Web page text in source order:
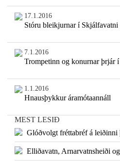
17.1.2016
Stóru bleikjurnar í Skjálfavatni
7.1.2016
Trompetinn og konurnar þrjár
1.1.2016
Hnausþykkur áramótaannáll
MEST LESIÐ
Glóðvolgt fréttabréf á leiðinni
Elliðavatn, Arnarvatnsheiði